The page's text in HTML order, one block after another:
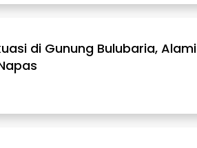
di Gunung Bulubaria, Alami